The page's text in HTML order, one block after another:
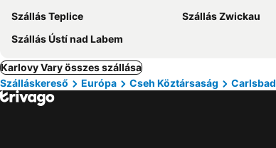
Szállás Teplice
Szállás Zwickau
Szállás Ústí nad Labem
Karlovy Vary összes szállása
Szálláskereső
Európa Cseh Köztársaság Carlsbad